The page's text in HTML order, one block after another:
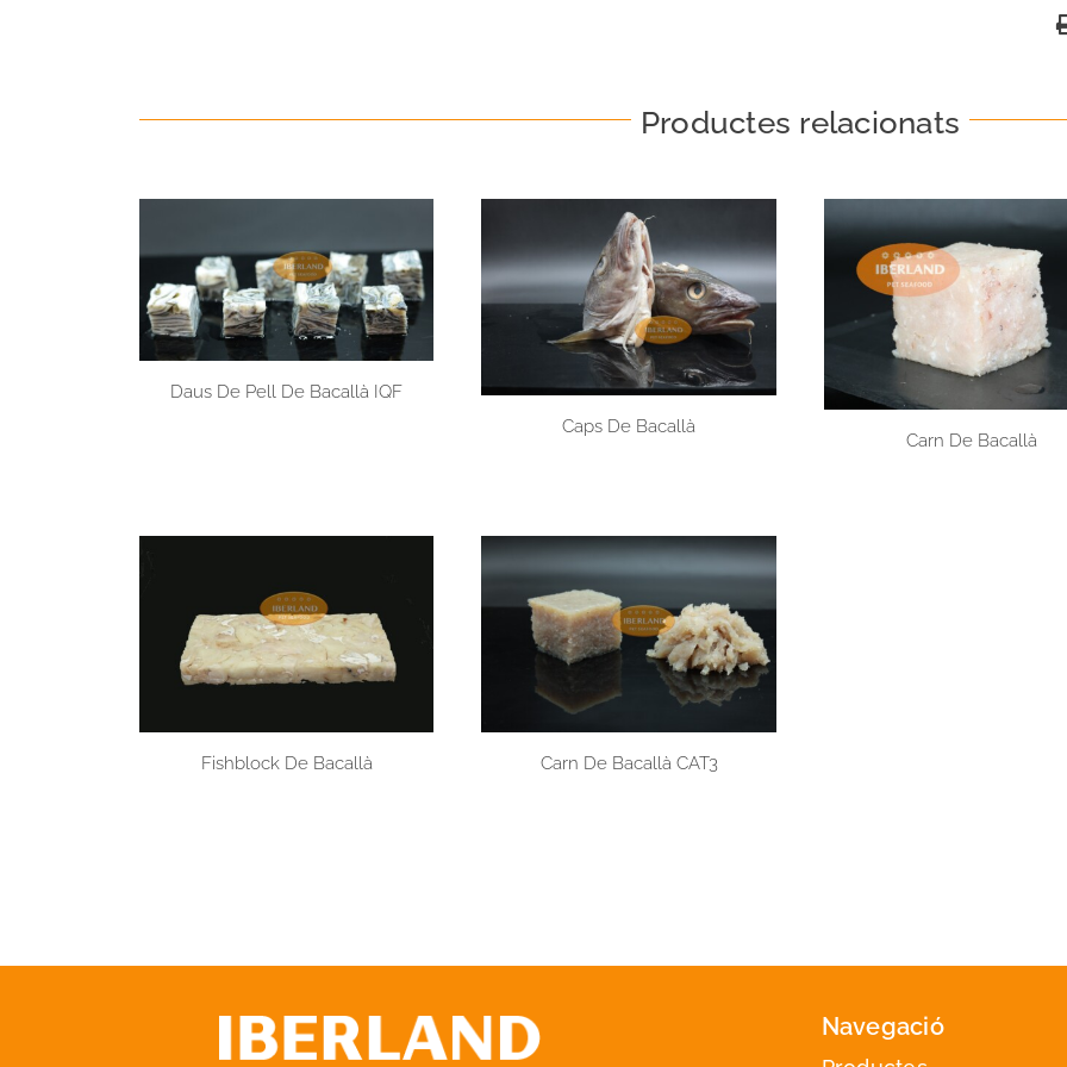
Productes relacionats
Daus De Pell De Bacallà IQF
Caps De Bacallà
Carn De Bacallà
Fishblock De Bacallà Carn De Bacallà CAT3
Navegació